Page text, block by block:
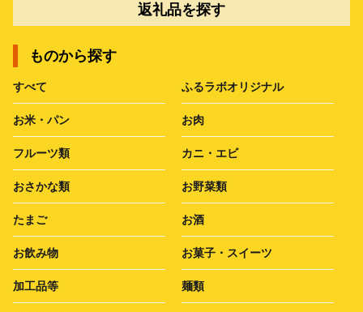
返礼品を探す
ものから探す
すべて ふるラボオリジナル
お米・パン お肉
フルーツ類 カニ・エビ
おさかな類 お野菜類
たまご お酒
お飲み物 お菓子・スイーツ
加工品等 麺類